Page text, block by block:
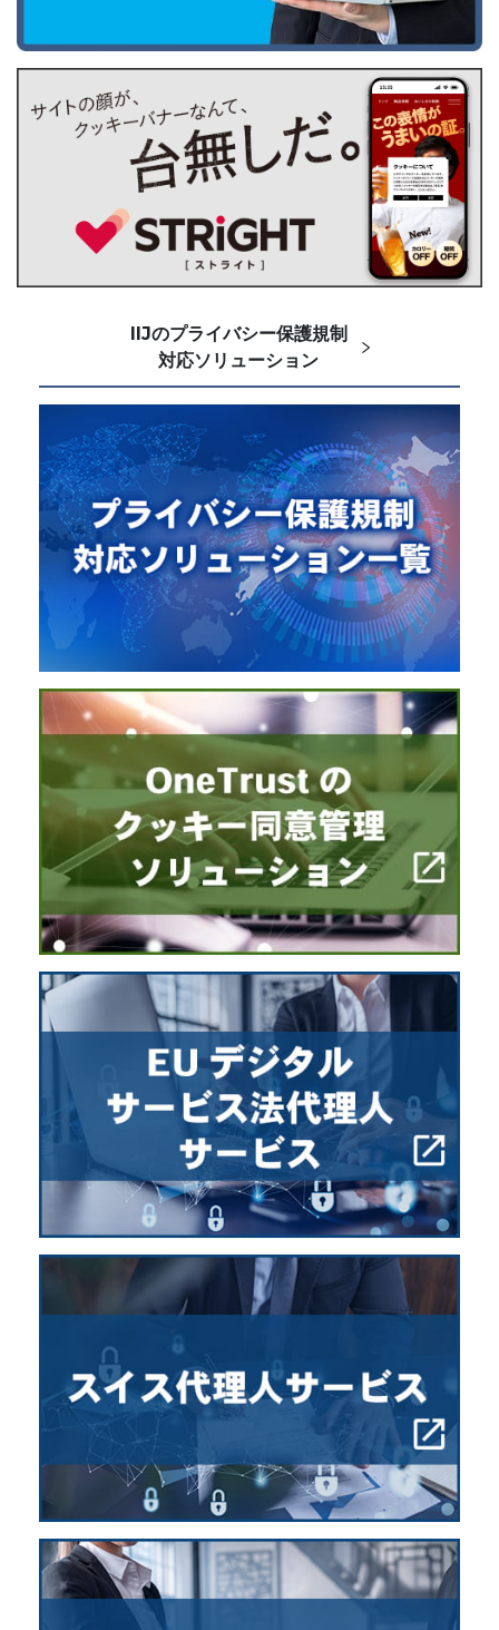
IIJのプライバシー保護規制
対応ソリューション